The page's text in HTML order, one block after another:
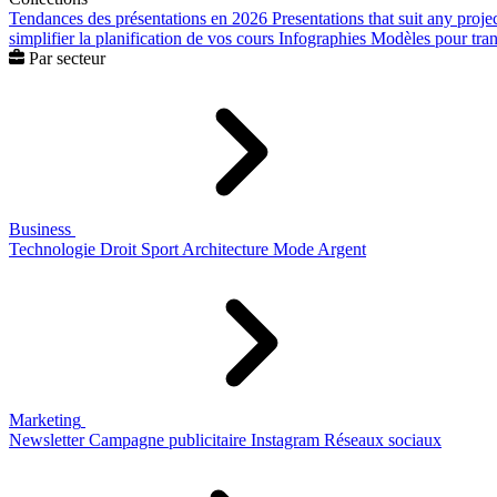
Tendances des présentations en 2026 Presentations that suit any
simplifier la planification de vos cours Infographies Modèles pour
Par secteur
Business
Technologie Droit Sport Architecture Mode Argent
Marketing
Newsletter Campagne publicitaire Instagram Réseaux sociaux